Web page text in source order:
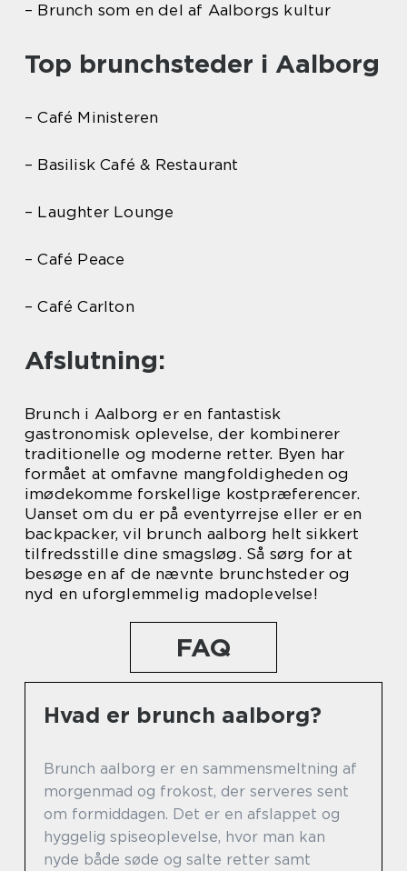
– Brunch som en del af Aalborgs kultur
Top brunchsteder i Aalborg
– Café Ministeren
– Basilisk Café & Restaurant
– Laughter Lounge
– Café Peace
– Café Carlton
Afslutning:
Brunch i Aalborg er en fantastisk
gastronomisk oplevelse, der kombinerer
traditionelle og moderne retter. Byen har
formået at omfavne mangfoldigheden og
imødekomme forskellige kostpræferencer.
Uanset om du er på eventyrrejse eller er en
backpacker, vil brunch aalborg helt sikkert
tilfredsstille dine smagsløg. Så sørg for at
besøge en af de nævnte brunchsteder og
nyd en uforglemmelig madoplevelse!
FAQ
Hvad er brunch aalborg?
Brunch aalborg er en sammensmeltning af
morgenmad og frokost, der serveres sent
om formiddagen. Det er en afslappet og
hyggelig spiseoplevelse, hvor man kan
nyde både søde og salte retter samt